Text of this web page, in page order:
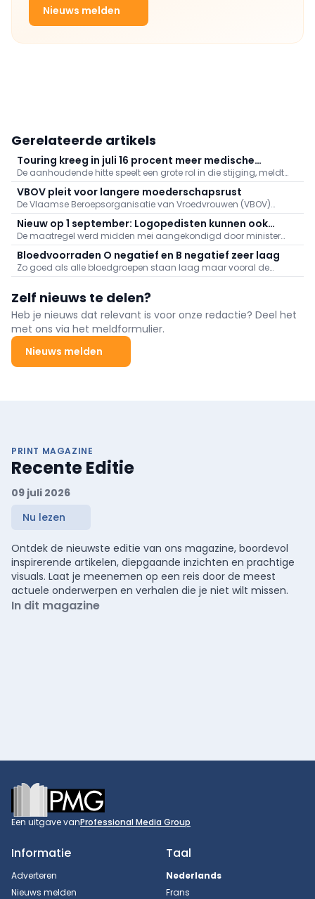
Nieuws melden
Gerelateerde artikels
Touring kreeg in juli 16 procent meer medische
dossiers binnen: "Hitte speelt grote rol"
De aanhoudende hitte speelt een grote rol in die stijging, meldt
Touring. Er kwamen daarnaast veel oproepen binnen naar
aanleiding van de bosbranden in het zuiden van Europa.
VBOV pleit voor langere moederschapsrust
De Vlaamse Beroepsorganisatie van Vroedvrouwen (VBOV)
vraagt de federale overheid om de moederschapsrust uit te
breiden tot minstens zes maanden na de bevalling.
Nieuw op 1 september: Logopedisten kunnen ook
videoconsultaties aanbieden
De maatregel werd midden mei aangekondigd door minister
van Volksgezondheid Frank Vandenbroucke (Vooruit).
Bloedvoorraden O negatief en B negatief zeer laag
Zo goed als alle bloedgroepen staan laag maar vooral de
voorraden aan O negatief en B negatief baren zorgen.
Zelf nieuws te delen?
Heb je nieuws dat relevant is voor onze redactie? Deel het
met ons via het meldformulier.
Nieuws melden
PRINT MAGAZINE
Recente Editie
09 juli 2026
Nu lezen
Ontdek de nieuwste editie van ons magazine, boordevol
inspirerende artikelen, diepgaande inzichten en prachtige
visuals. Laat je meenemen op een reis door de meest
actuele onderwerpen en verhalen die je niet wilt missen.
In dit magazine
Footer
Een uitgave vanProfessional Media Group
Informatie
Adverteren
Nieuws melden
Taal
Nederlands
Frans